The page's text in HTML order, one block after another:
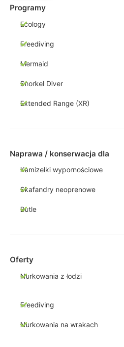
Programy
Ecology
Freediving
Mermaid
Snorkel Diver
Extended Range (XR)
Naprawa / konserwacja dla
Kamizelki wypornościowe
Skafandry neoprenowe
Butle
Oferty
Nurkowania z łodzi
Freediving
Nurkowania na wrakach